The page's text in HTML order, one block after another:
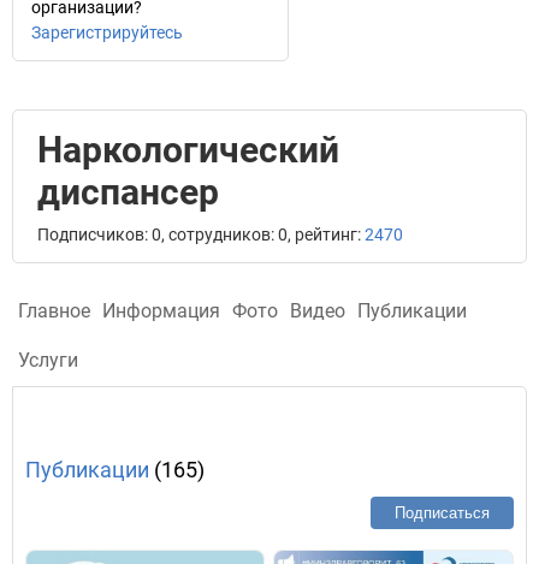
организации?
Зарегистрируйтесь
Наркологический
диспансер
Подписчиков: 0, сотрудников: 0, рейтинг:2470
Главное Информация Фото Видео Публикации
Услуги
Публикации (165)
Подписаться